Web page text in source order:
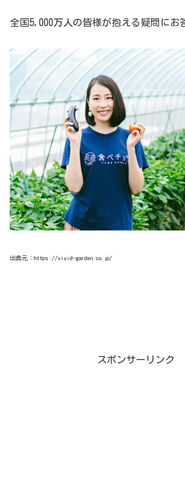
全国5,000万人の皆様が抱える疑問にお
出典元：https://vivid-garden.co.jp/
スポンサーリンク